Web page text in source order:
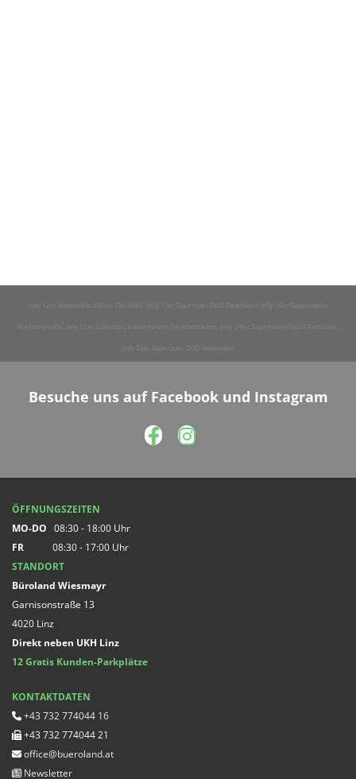
Jolly 12er Supersticks Classic Farbstifte, Jolly 12er Superstars DUO Fasermaler, Jolly 10er Superwaxies
Wachsmalstifte, Jolly 12er Supertabs Wasserfarben Deckfarbkasten, Jolly 24er Supersticks Classic Farbstifte,
Jolly 24er Superstars DUO Fasermaler
Besuche uns auf Facebook und Instagram
ÖFFNUNGSZEITEN
MO-DO 08:30 - 18:00 Uhr
FR
08:30 - 17:00 Uhr
STANDORT
Büroland Wiesmayr
Garnisonstraße 13
4020 Linz
Direkt neben UKH Linz
12 Gratis Kunden-Parkplätze
KONTAKTDATEN
 +43 732 774044 16
 +43 732 774044 21
 office@bueroland.at
 Newsletter